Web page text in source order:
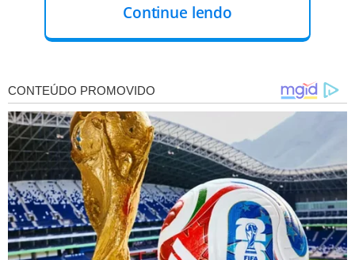
VEJA A PROGRAMAÇÃO COMPLETA
ENCONTRO DETERMINANTE
O encontro na capital piauiense se torna
determinante, pois nele serão definidos os
instrumentos fundadores da Aliança, que serão firmados,
Continue lendo